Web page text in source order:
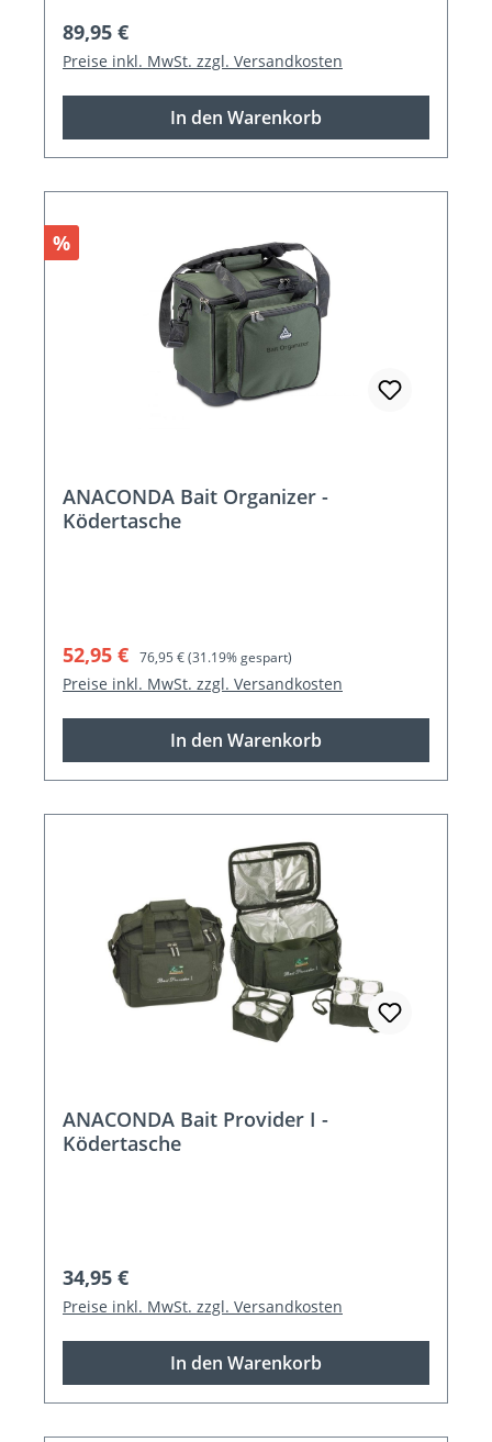
Regulärer Preis:
89,95 €
Preise inkl. MwSt. zzgl. Versandkosten
In den Warenkorb
Rabatt
%
ANACONDA Bait Organizer -
Ködertasche
Verkaufspreis:
52,95 € Regulärer Preis:
76,95 €(31.19% gespart)
Preise inkl. MwSt. zzgl. Versandkosten
In den Warenkorb
ANACONDA Bait Provider I -
Ködertasche
Regulärer Preis:
34,95 €
Preise inkl. MwSt. zzgl. Versandkosten
In den Warenkorb